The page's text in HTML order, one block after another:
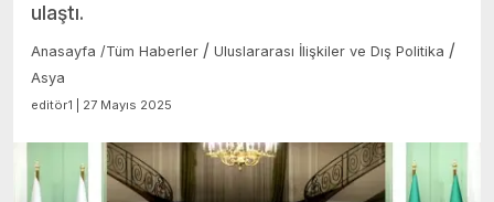
ulaştı.
Anasayfa /Tüm Haberler / Uluslararası İlişkiler ve Dış Politika /
Asya
editör1 | 27 Mayıs 2025